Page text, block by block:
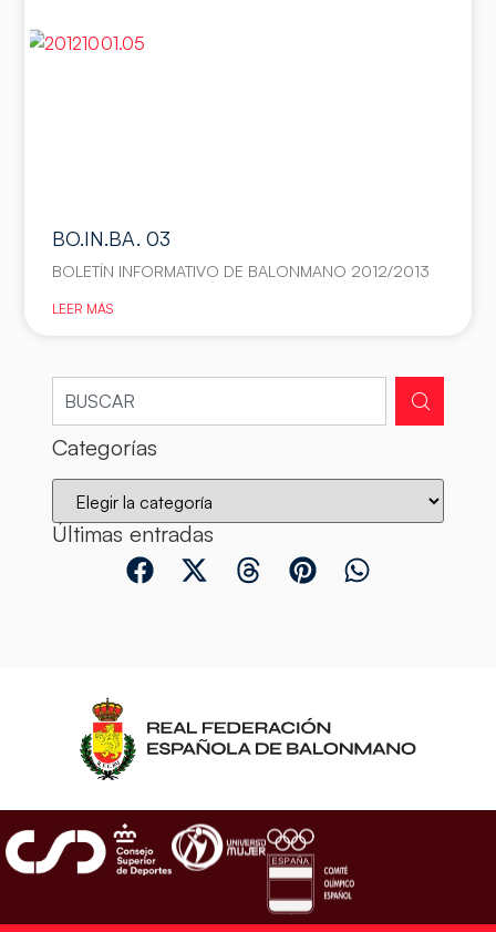
BO.IN.BA. 03
BOLETÍN INFORMATIVO DE BALONMANO 2012/2013
LEER MÁS
Categorías
Últimas entradas